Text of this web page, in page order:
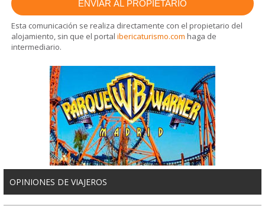
Esta comunicación se realiza directamente con el propietario del
alojamiento, sin que el portalibericaturismo.com haga de
intermediario.
OPINIONES DE VIAJEROS